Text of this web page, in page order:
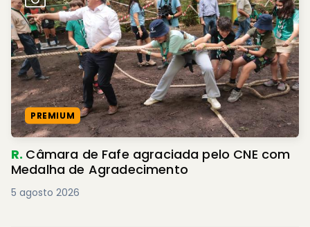
PREMIUM
R. Câmara de Fafe agraciada pelo CNE com
Medalha de Agradecimento
5 agosto 2026